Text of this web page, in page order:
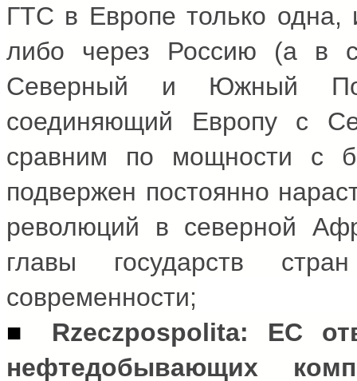
ГТС в Европе только одна,
либо через Россию (а в
Северный и Южный
соединяющий Европу с
сравним по мощности с
подвержен постоянно
революций в северной
главы государств
современности;
■ Rzeczpospolita: ЕС
нефтедобывающих